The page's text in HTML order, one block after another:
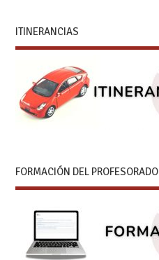
ITINERANCIAS
FORMACIÓN DEL PROFESORADO